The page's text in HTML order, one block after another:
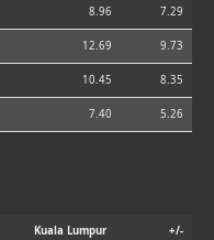
8.96 7.29
12.69 9.73
10.45 8.35
7.40 5.26
Kuala Lumpur +/-